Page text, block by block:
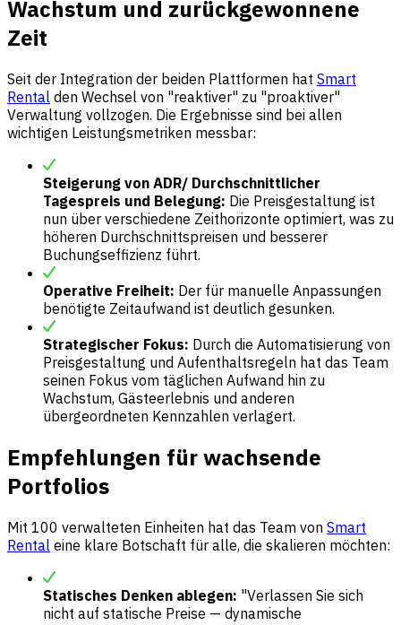
Wachstum und zurückgewonnene
Zeit
Seit der Integration der beiden Plattformen hat Smart
Rental den Wechsel von "reaktiver" zu "proaktiver"
Verwaltung vollzogen. Die Ergebnisse sind bei allen
wichtigen Leistungsmetriken messbar:
Steigerung von ADR/ Durchschnittlicher
Tagespreis und Belegung: Die Preisgestaltung ist
nun über verschiedene Zeithorizonte optimiert, was zu
höheren Durchschnittspreisen und besserer
Buchungseffizienz führt.
Operative Freiheit: Der für manuelle Anpassungen
benötigte Zeitaufwand ist deutlich gesunken.
Strategischer Fokus: Durch die Automatisierung von
Preisgestaltung und Aufenthaltsregeln hat das Team
seinen Fokus vom täglichen Aufwand hin zu
Wachstum, Gästeerlebnis und anderen
übergeordneten Kennzahlen verlagert.
Empfehlungen für wachsende
Portfolios
Mit 100 verwalteten Einheiten hat das Team von Smart
Rental eine klare Botschaft für alle, die skalieren möchten:
Statisches Denken ablegen: "Verlassen Sie sich
nicht auf statische Preise — dynamische